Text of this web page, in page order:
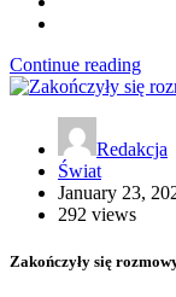
Continue reading
Redakcja
Świat
January 23,
292 views
Zakończyły się